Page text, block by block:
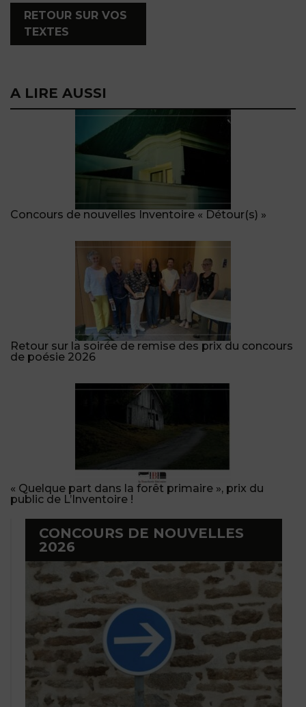
RETOUR SUR VOS
TEXTES
A LIRE AUSSI
Concours de nouvelles Inventoire « Détour(s) »
Retour sur la soirée de remise des prix du concours
de poésie 2026
« Quelque part dans la forêt primaire », prix du
public de L’Inventoire !
CONCOURS DE NOUVELLES
2026